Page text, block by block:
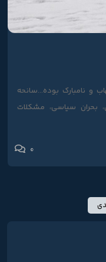
و نامبارک بوده...سانحه
بحران سیاسی، مشکلات
0